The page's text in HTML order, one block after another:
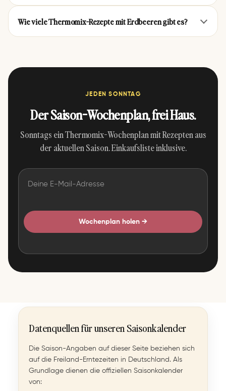
Wie viele Thermomix-Rezepte mit Erdbeeren gibt es?
JEDEN SONNTAG
Der Saison-Wochenplan, frei Haus.
Sonntags ein Thermomix-Wochenplan mit Rezepten aus
der aktuellen Saison. Einkaufsliste inklusive.
Wochenplan holen →
Datenquellen für unseren Saisonkalender
Die Saison-Angaben auf dieser Seite beziehen sich
auf die Freiland-Erntezeiten in Deutschland. Als
Grundlage dienen die offiziellen Saisonkalender
von: